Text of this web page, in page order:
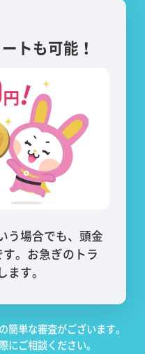
トも可能！
う場合でも、頭金
。お急ぎのトラ
す。
単な審査がございます。
にご相談ください。